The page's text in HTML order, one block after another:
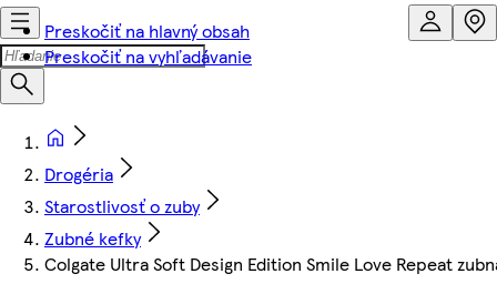
Preskočiť na hlavný obsah
Preskočiť na vyhľadávanie
Drogéria
Starostlivosť o zuby
Zubné kefky
Colgate Ultra Soft Design Edition Smile Love Repeat